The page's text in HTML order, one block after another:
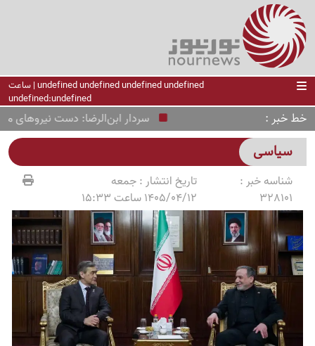
undefined undefined undefined undefined | ساعت
undefined:undefined
خط خبر سردار ابن‌الرضا: دست نیروهای
سیاسی
شناسه خبر :
328101
تاریخ انتشار :جمعه
1405/04/12 ساعت 15:33